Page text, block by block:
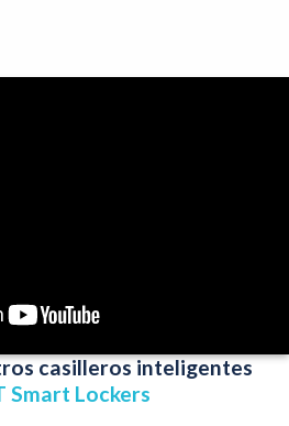
casilleros inteligentes
Smart Lockers